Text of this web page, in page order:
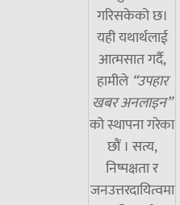
गरिसकेको छ।
यही यथार्थलाई
आत्मसात गर्दै,
हामीले “उपहार
खबर अनलाइन”
को स्थापना गरेका
छौं । सत्य,
निष्पक्षता र
जनउत्तरदायित्वमा